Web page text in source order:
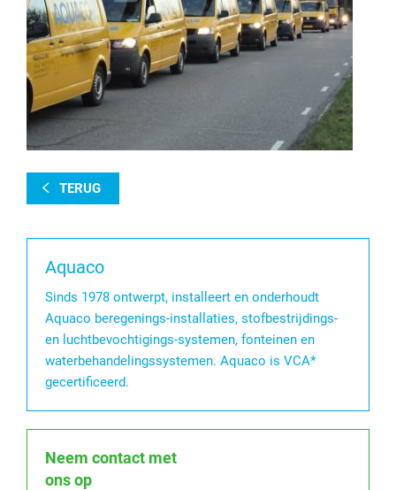
TERUG
Aquaco
Sinds 1978 ontwerpt, installeert en onderhoudt
Aquaco beregenings-installaties, stofbestrijdings-
en luchtbevochtigings-systemen, fonteinen en
waterbehandelingssystemen. Aquaco is VCA*
gecertificeerd.
Neem contact met
ons op